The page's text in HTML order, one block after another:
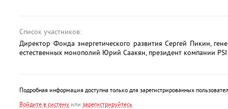
Список участников:
Директор Фонда энергетического развития Сергей Пикин,
естественных монополий Юрий Саакян, президент компании
Подробная информация доступна только для зарегистрированных
Войдите в систему или зарегистрируйтесь